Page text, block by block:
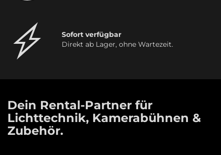
Sofort verfügbar
Direkt ab Lager, ohne Wartezeit.
Dein Rental-Partner für
Lichttechnik, Kamerabühnen &
Zubehör.